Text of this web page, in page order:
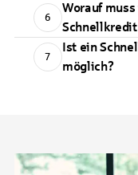
6
Worauf
7
Ist ein
möglich?